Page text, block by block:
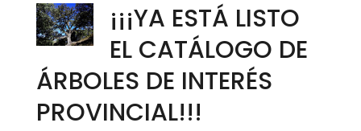
¡¡¡YA ESTÁ LISTO
EL CATÁLOGO DE
ÁRBOLES DE INTERÉS
PROVINCIAL!!!